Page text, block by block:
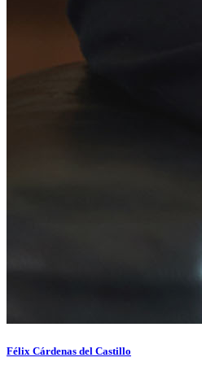
Félix Cárdenas del Castillo